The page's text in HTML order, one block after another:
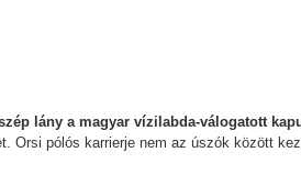
lány a magyar vízilabda-válogatott
Orsi pólós karrierje nem az úszók között